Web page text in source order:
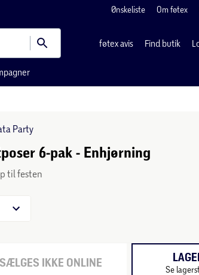
Ønskeliste Om føtex
føtex avis Find butik
Party
6-pak - Enhjørning
til festen
SÆLGES IKKE ONLINE Se